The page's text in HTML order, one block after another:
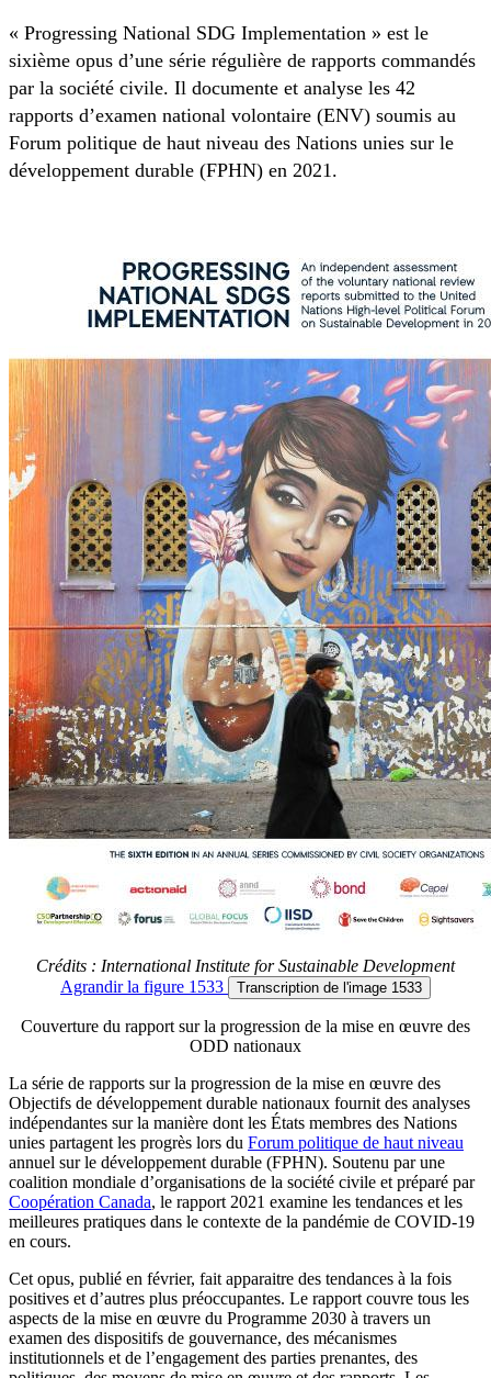
« Progressing National SDG Implementation » est le
sixième opus d’une série régulière de rapports commandés
par la société civile. Il documente et analyse les 42
rapports d’examen national volontaire (ENV) soumis au
Forum politique de haut niveau des Nations unies sur le
développement durable (FPHN) en 2021.
Crédits : International Institute for Sustainable Development
Agrandirla figure 1533 Transcription de l'image 1533
Couverture du rapport sur la progression de la mise en œuvre des
ODD nationaux
La série de rapports sur la progression de la mise en œuvre des
Objectifs de développement durable nationaux fournit des analyses
indépendantes sur la manière dont les États membres des Nations
unies partagent les progrès lors du Forum politique de haut niveau
annuel sur le développement durable (FPHN). Soutenu par une
coalition mondiale d’organisations de la société civile et préparé par
Coopération Canada, le rapport 2021 examine les tendances et les
meilleures pratiques dans le contexte de la pandémie de COVID-19
en cours.
Cet opus, publié en février, fait apparaitre des tendances à la fois
positives et d’autres plus préoccupantes. Le rapport couvre tous les
aspects de la mise en œuvre du Programme 2030 à travers un
examen des dispositifs de gouvernance, des mécanismes
institutionnels et de l’engagement des parties prenantes, des